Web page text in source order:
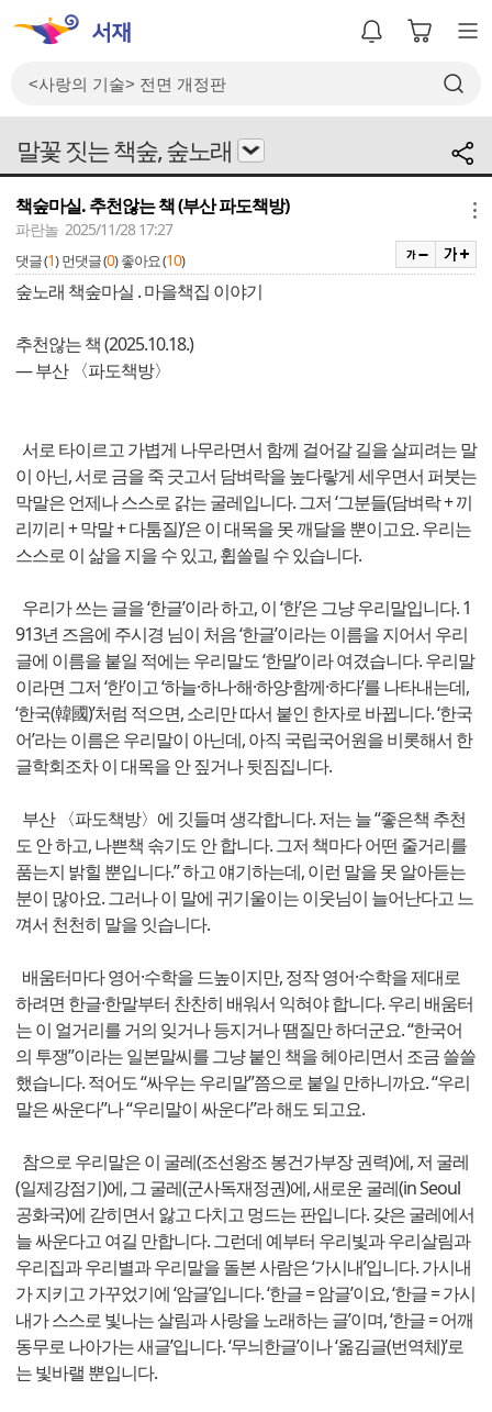
말꽃 짓는 책숲, 숲노래
책숲마실. 추천않는 책 (부산 파도책방)
파란놀 2025/11/28 17:27
댓글 (1) 먼댓글 (0) 좋아요 (10)
숲노래 책숲마실 . 마을책집 이야기
추천않는 책 (2025.10.18.)
― 부산 〈파도책방〉
서로 타이르고 가볍게 나무라면서 함께 걸어갈 길을 살피려는 말
이 아닌, 서로 금을 죽 긋고서 담벼락을 높다랗게 세우면서 퍼붓는
막말은 언제나 스스로 갉는 굴레입니다. 그저 ‘그분들(담벼락 + 끼
리끼리 + 막말 + 다툼질)’은 이 대목을 못 깨달을 뿐이고요. 우리는
스스로 이 삶을 지을 수 있고, 휩쓸릴 수 있습니다.
우리가 쓰는 글을 ‘한글’이라 하고, 이 ‘한’은 그냥 우리말입니다. 1
913년 즈음에 주시경 님이 처음 ‘한글’이라는 이름을 지어서 우리
글에 이름을 붙일 적에는 우리말도 ‘한말’이라 여겼습니다. 우리말
이라면 그저 ‘한’이고 ‘하늘·하나·해·하양·함께·하다’를 나타내는데,
‘한국(韓國)’처럼 적으면, 소리만 따서 붙인 한자로 바뀝니다. ‘한국
어’라는 이름은 우리말이 아닌데, 아직 국립국어원을 비롯해서 한
글학회조차 이 대목을 안 짚거나 뒷짐집니다.
부산 〈파도책방〉에 깃들며 생각합니다. 저는 늘 “좋은책 추천
도 안 하고, 나쁜책 솎기도 안 합니다. 그저 책마다 어떤 줄거리를
품는지 밝힐 뿐입니다.” 하고 얘기하는데, 이런 말을 못 알아듣는
분이 많아요. 그러나 이 말에 귀기울이는 이웃님이 늘어난다고 느
껴서 천천히 말을 잇습니다.
배움터마다 영어·수학을 드높이지만, 정작 영어·수학을 제대로
하려면 한글·한말부터 찬찬히 배워서 익혀야 합니다. 우리 배움터
는 이 얼거리를 거의 잊거나 등지거나 땜질만 하더군요. “한국어
의 투쟁”이라는 일본말씨를 그냥 붙인 책을 헤아리면서 조금 쓸쓸
했습니다. 적어도 “싸우는 우리말”쯤으로 붙일 만하니까요. “우리
말은 싸운다”나 “우리말이 싸운다”라 해도 되고요.
참으로 우리말은 이 굴레(조선왕조 봉건가부장 권력)에, 저 굴레
(일제강점기)에, 그 굴레(군사독재정권)에, 새로운 굴레(in Seoul
공화국)에 갇히면서 앓고 다치고 멍드는 판입니다. 갖은 굴레에서
늘 싸운다고 여길 만합니다. 그런데 예부터 우리빛과 우리살림과
우리집과 우리별과 우리말을 돌본 사람은 ‘가시내’입니다. 가시내
가 지키고 가꾸었기에 ‘암글’입니다. ‘한글 = 암글’이요, ‘한글 = 가시
내가 스스로 빛나는 살림과 사랑을 노래하는 글’이며, ‘한글 = 어깨
동무로 나아가는 새글’입니다. ‘무늬한글’이나 ‘옮김글(번역체)’로
는 빛바랠 뿐입니다.